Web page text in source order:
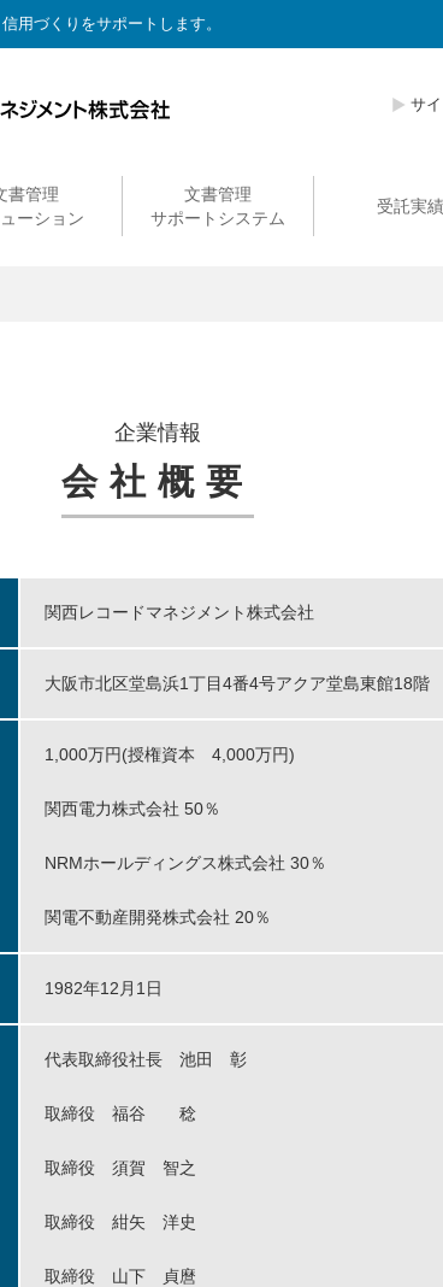
用づくりをサポートします。
サ
書管理
ーション
文書管理
サポートシステム
受託実績
企業情報
会社概要
関西レコードマネジメント株式会社
大阪市北区堂島浜1丁目4番4号アクア堂島東館18階
1,000万円(授権資本 4,000万円)
関西電力株式会社 50％
NRMホールディングス株式会社 30％
関電不動産開発株式会社 20％
1982年12月1日
代表取締役社長 池田 彰
取締役 福谷 稔
取締役 須賀 智之
取締役 紺矢 洋史
取締役 山下 貞麿